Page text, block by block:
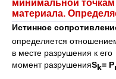
минимальной точкам
материала.
Истинное
определяется
в месте разрушения к
момент разрушенияSk= P